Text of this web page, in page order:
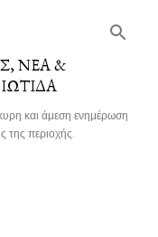
ΝΈΑ &
και άμεση ενημέρωση
της περιοχής.